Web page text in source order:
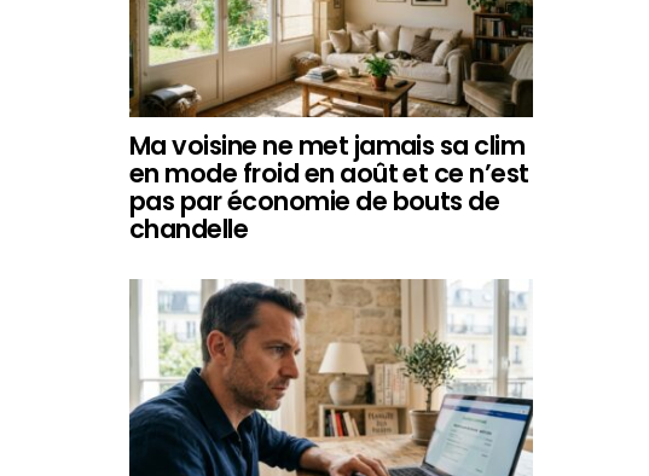
Ma voisine ne met jamais sa clim
en mode froid en août et ce n’est
pas par économie de bouts de
chandelle